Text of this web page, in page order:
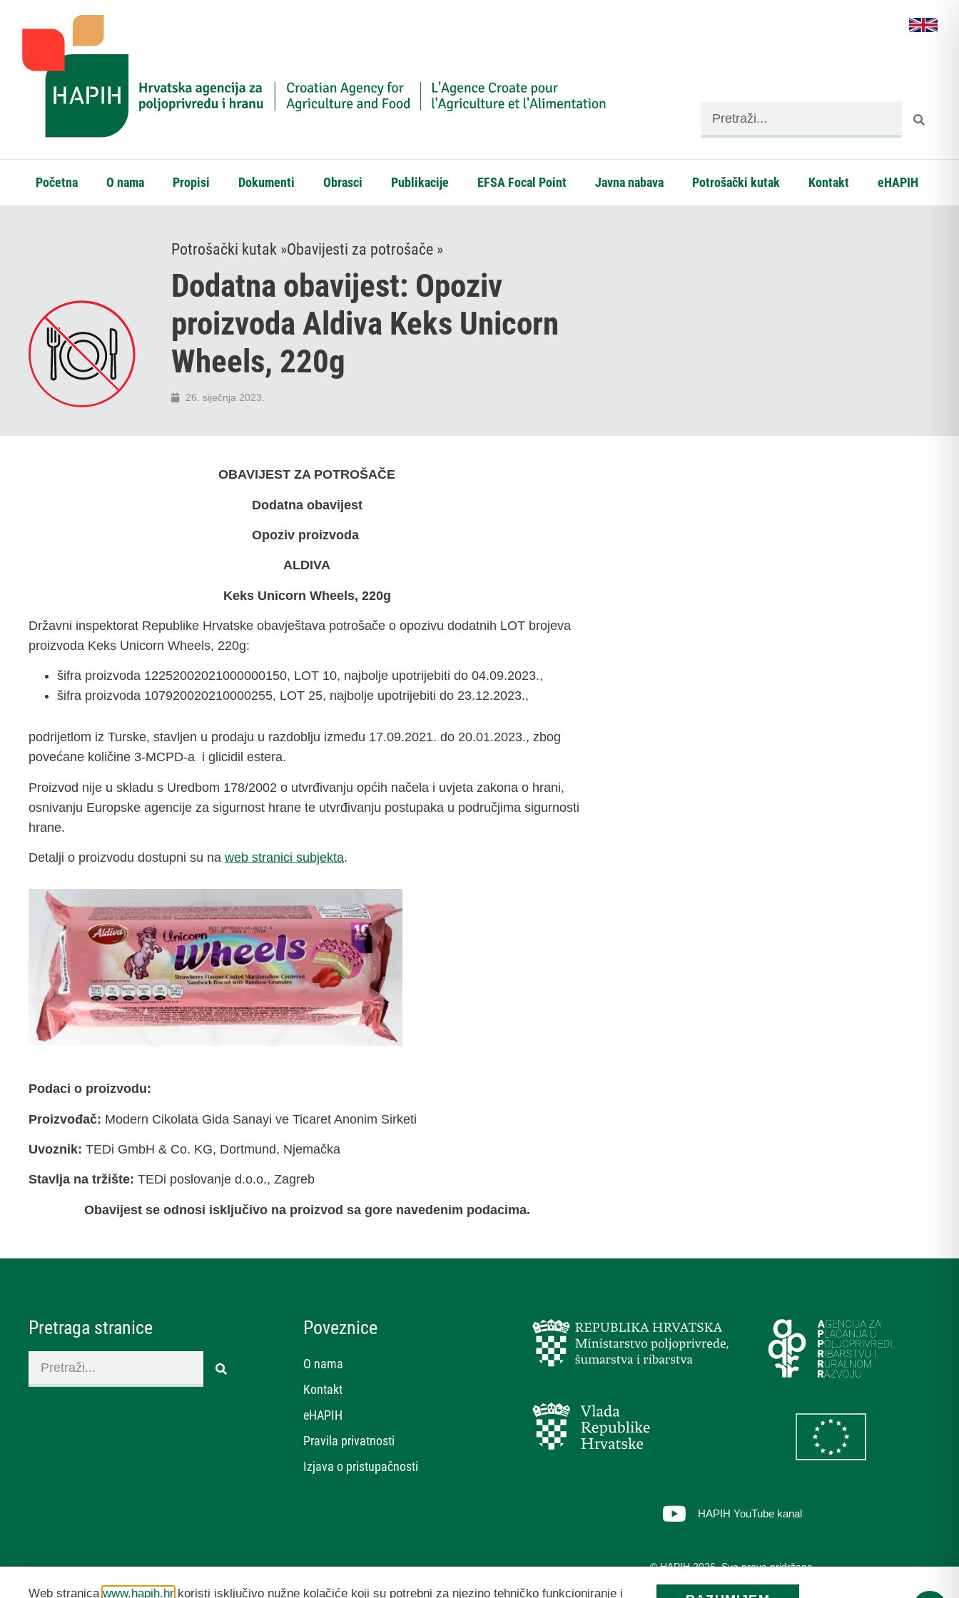
Početna O nama Propisi Dokumenti Obrasci Publikacije EFSA Focal Point Javna nabava Potrošački kutak Kontakt eHAPIH
Potrošački kutak »Obavijesti za potrošače »
Dodatna obavijest: Opoziv
proizvoda Aldiva Keks Unicorn
Wheels, 220g
26. siječnja 2023.
OBAVIJEST ZA POTROŠAČE
Dodatna obavijest
Opoziv proizvoda
ALDIVA
Keks Unicorn Wheels, 220g
Državni inspektorat Republike Hrvatske obavještava potrošače o opozivu dodatnih LOT brojeva
proizvoda Keks Unicorn Wheels, 220g:
šifra proizvoda 12252002021000000150, LOT 10, najbolje upotrijebiti do 04.09.2023.,
šifra proizvoda 107920020210000255, LOT 25, najbolje upotrijebiti do 23.12.2023.,
podrijetlom iz Turske, stavljen u prodaju u razdoblju između 17.09.2021. do 20.01.2023., zbog
povećane količine 3-MCPD-a i glicidil estera.
Proizvod nije u skladu s Uredbom 178/2002 o utvrđivanju općih načela i uvjeta zakona o hrani,
osnivanju Europske agencije za sigurnost hrane te utvrđivanju postupaka u područjima sigurnosti
hrane.
Detalji o proizvodu dostupni su na web stranici subjekta.
Podaci o proizvodu:
Proizvođač: Modern Cikolata Gida Sanayi ve Ticaret Anonim Sirketi
Uvoznik: TEDi GmbH & Co. KG, Dortmund, Njemačka
Stavlja na tržište: TEDi poslovanje d.o.o., Zagreb
Obavijest se odnosi isključivo na proizvod sa gore navedenim podacima.
Pretraga stranice Poveznice
O nama
Kontakt
eHAPIH
Pravila privatnosti
Izjava o pristupačnosti
HAPIH YouTube kanal
© HAPIH 2026. Sva prava pridržana
Web stranica www.hapih.hr koristi isključivo nužne kolačiće koji su potrebni za njezino tehničko funkcioniranje i